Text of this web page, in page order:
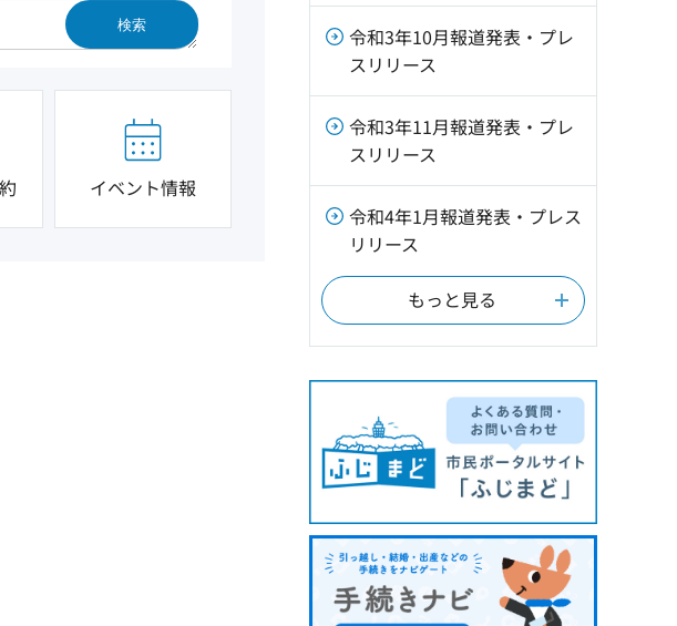
検索
イベント情報
令和3年10月報道発表・プレ
スリリース
令和3年11月報道発表・プレ
スリリース
令和4年1月報道発表・プレス
リリース
もっと見る